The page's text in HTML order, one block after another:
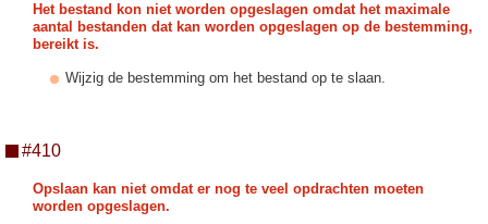
Het bestand kon niet worden opgeslagen omdat het maximale
aantal bestanden dat kan worden opgeslagen op de bestemming,
bereikt is.
Wijzig de bestemming om het bestand op te slaan.
#410
Opslaan kan niet omdat er nog te veel opdrachten moeten
worden opgeslagen.